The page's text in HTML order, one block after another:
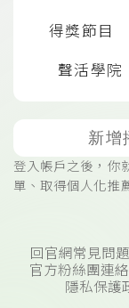
得獎節目
聲活學院
新增
登入帳戶之後，你
單、取得個人化推
回官網常見問題
官方粉絲團連
隱私保護